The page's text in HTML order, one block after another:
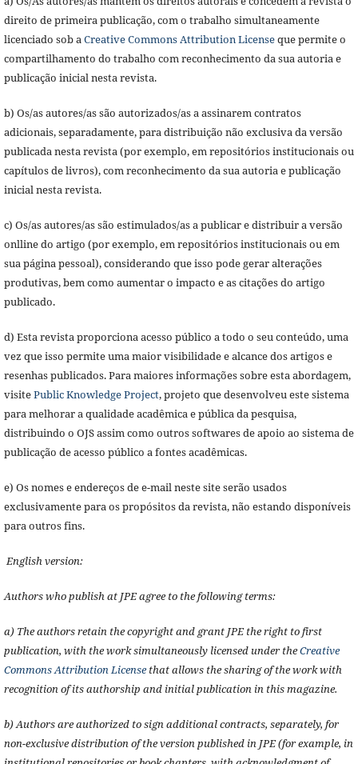
direito de primeira publicação, com o trabalho simultaneamente
licenciado sob a Creative Commons Attribution Licenseque permite o
compartilhamento do trabalho com reconhecimento da sua autoria e
publicação inicial nesta revista.
b) Os/as autores/as são autorizados/as a assinarem contratos
adicionais, separadamente, para distribuição não exclusiva da versão
publicada nesta revista (por exemplo, em repositórios institucionais ou
capítulos de livros), com reconhecimento da sua autoria e publicação
inicial nesta revista.
c) Os/as autores/as são estimulados/as a publicar e distribuir a versão
onlline do artigo (por exemplo, em repositórios institucionais ou em
sua página pessoal), considerando que isso pode gerar alterações
produtivas, bem como aumentar o impacto e as citações do artigo
publicado.
d) Esta revista proporciona acesso público a todo o seu conteúdo, uma
vez que isso permite uma maior visibilidade e alcance dos artigos e
resenhas publicados. Para maiores informações sobre esta abordagem,
visitePublic Knowledge Project, projeto que desenvolveu este sistema
para melhorar a qualidade acadêmica e pública da pesquisa,
distribuindo o OJS assim como outros softwares de apoio ao sistema de
publicação de acesso público a fontes acadêmicas.
e) Os nomes e endereços de e-mail neste site serão usados
exclusivamente para os propósitos da revista, não estando disponíveis
para outros fins.
English version:
Authors who publish at JPE agree to the following terms:
a) The authors retain the copyright and grant JPE the right to first
publication, with the work simultaneously licensed under theCreative
Commons Attribution Licensethat allows the sharing of the work with
recognition of its authorship and initial publication in this magazine.
b) Authors are authorized to sign additional contracts, separately, for
non-exclusive distribution of the version published in JPE (for example, in